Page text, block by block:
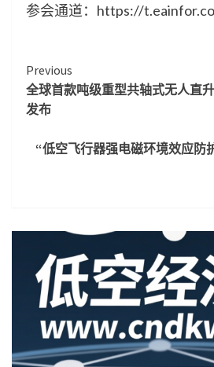
参会通道：https://
Continue
Reading
Previous
全球首款吨级重型共轴式无人直
发布
“低空飞行器强电磁环境效应防